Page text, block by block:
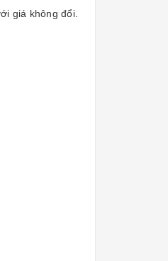
giá không đổi.